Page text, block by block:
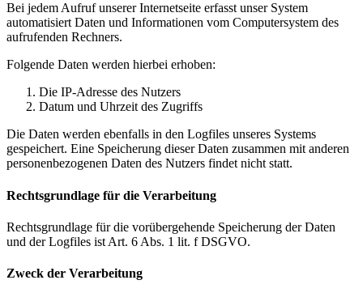
Bei jedem Aufruf unserer Internetseite erfasst unser System
automatisiert Daten und Informationen vom Computersystem des
aufrufenden Rechners.
Folgende Daten werden hierbei erhoben:
Die IP-Adresse des Nutzers
Datum und Uhrzeit des Zugriffs
Die Daten werden ebenfalls in den Logfiles unseres Systems
gespeichert. Eine Speicherung dieser Daten zusammen mit anderen
personenbezogenen Daten des Nutzers findet nicht statt.
Rechtsgrundlage für die Verarbeitung
Rechtsgrundlage für die vorübergehende Speicherung der Daten
und der Logfiles ist Art. 6 Abs. 1 lit. f DSGVO.
Zweck der Verarbeitung